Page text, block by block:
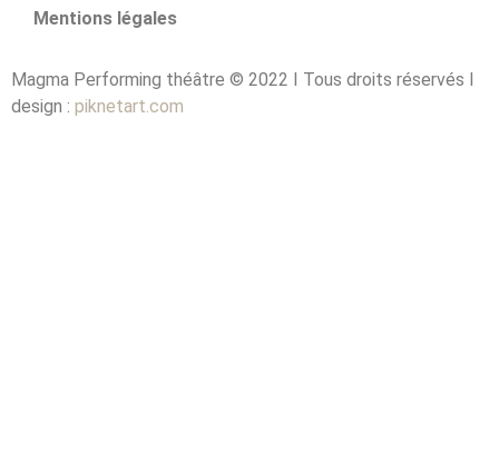
Mentions légales
Magma Performing théâtre © 2022 I Tous droits réservés I
design : piknetart.com